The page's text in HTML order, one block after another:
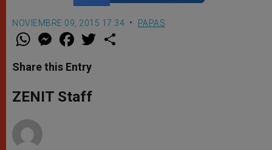
NOVIEMBRE 09, 2015 17:34 PAPAS
W
t
s
p
p
M
e
s
e
g
e
F
a
e
b
o
k
w
Share this Entry
ZENIT Staff